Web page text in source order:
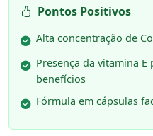
Pontos Positivos
Alta concentração de
Presença da vitamina
benefícios
Fórmula em cápsulas